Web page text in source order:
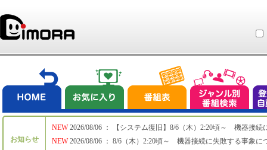
お知らせ
NEW
NEW
2026/08/06 ： 【システム復旧】8/6（木）2:20頃～ 機器接続
2026/08/06 ： 8/6（木）2:20頃～ 機器接続に失敗する事象に